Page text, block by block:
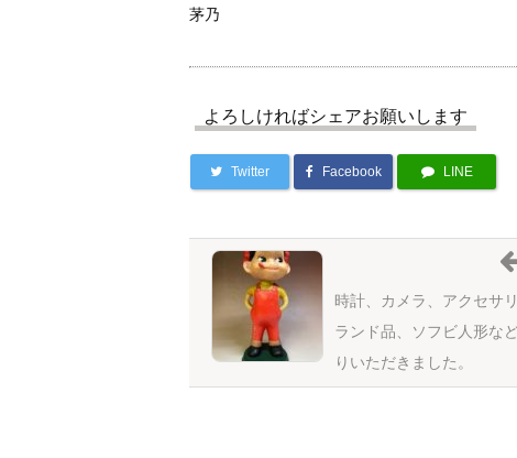
茅乃
よろしければシェアお願いします
Twitter Facebook LINE
時計、カメラ、アクセサ
ランド品、ソフビ人形な
りいただきました。